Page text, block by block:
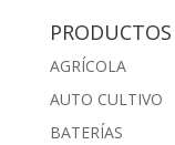
PRODUCTOS
AGRÍCOLA
AUTO CULTIVO
BATERÍAS